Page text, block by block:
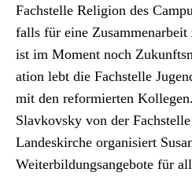
Fach­stelle Reli­gion des
falls für eine
ist im Moment noch
a­tion lebt die Fach­stelle
mit den reformierten
Slavkovsky von der
Lan­deskirche organ­isiert
Weit­er­bil­dungsange­bote für